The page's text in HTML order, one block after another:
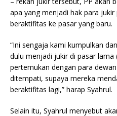
apa yang menjadi hak para
beraktifitas ke pasar yang baru.
“Ini sengaja kami kumpulkan
dulu menjadi jukir di pasar lama
pertemukan dengan para
ditempati, supaya mereka
beraktifitas lagi,” harap Syahrul.
Selain itu, Syahrul menyebut